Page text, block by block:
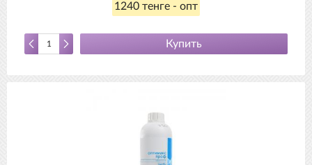
1240 тенге - опт
Купить